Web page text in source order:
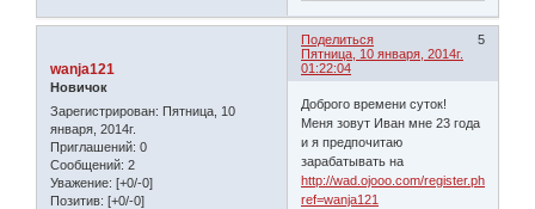
Поделиться
5
Пятница, 10 января, 2014г.
01:22:04
wanja121
Новичок
Зарегистрирован: Пятница, 10
января, 2014г.
Приглашений: 0
Сообщений: 2
Уважение: [+0/-0]
Позитив: [+0/-0]
Доброго времени суток!
Меня зовут Иван мне 23 года
и я предпочитаю
зарабатывать на
http://wad.ojooo.com/register.php?
ref=wanja121